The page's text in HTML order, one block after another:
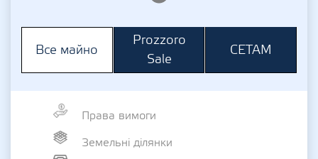
Все майно
Prozzoro
Sale
СЕТАМ
Права вимоги
Земельні ділянки